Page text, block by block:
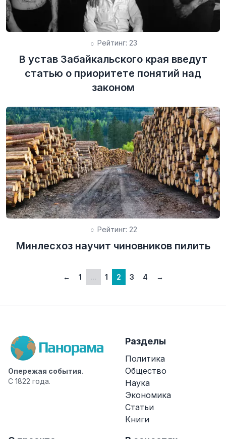
Рейтинг: 23
В устав Забайкальского края введут
статью о приоритете понятий над
законом
Рейтинг: 22
Минлесхоз научит чиновников пилить
← 1 ... 1 2 3 4 →
Опережая события.
С 1822 года.
Разделы
Политика
Общество
Наука
Экономика
Статьи
Книги